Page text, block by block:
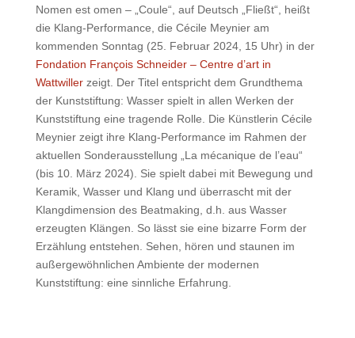
Nomen est omen – „Coule“, auf Deutsch „Fließt“, heißt
die Klang-Performance, die Cécile Meynier am
kommenden Sonntag (25. Februar 2024, 15 Uhr) in der
Fondation François Schneider – Centre d’artin
Wattwillerzeigt. Der Titel entspricht dem Grundthema
der Kunststiftung: Wasser spielt in allen Werken der
Kunststiftung eine tragende Rolle. Die Künstlerin Cécile
Meynier zeigt ihre Klang-Performance im Rahmen der
aktuellen Sonderausstellung „La mécanique de l’eau“
(bis 10. März 2024). Sie spielt dabei mit Bewegung und
Keramik, Wasser und Klang und überrascht mit der
Klangdimension des Beatmaking, d.h. aus Wasser
erzeugten Klängen. So lässt sie eine bizarre Form der
Erzählung entstehen. Sehen, hören und staunen im
außergewöhnlichen Ambiente der modernen
Kunststiftung: eine sinnliche Erfahrung.